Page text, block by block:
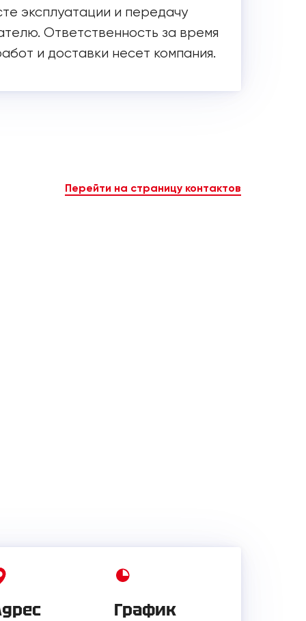
эксплуатации и передачу
Ответственность за время
и доставки несет компания.
Перейти на страницу контактов
График